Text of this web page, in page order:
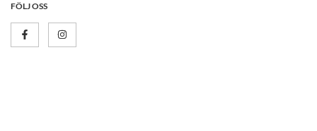
FÖLJ OSS